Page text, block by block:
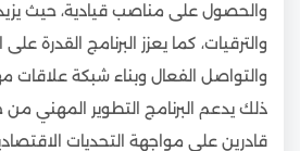
والحصول على مناصب قيادية، حيث
والترقيات، كما يعزز البرنامج القدرة على
والتواصل الفعال وبناء شبكة علاقات
ذلك يدعم البرنامج التطوير المهني من
قادرين على مواجهة التحديات